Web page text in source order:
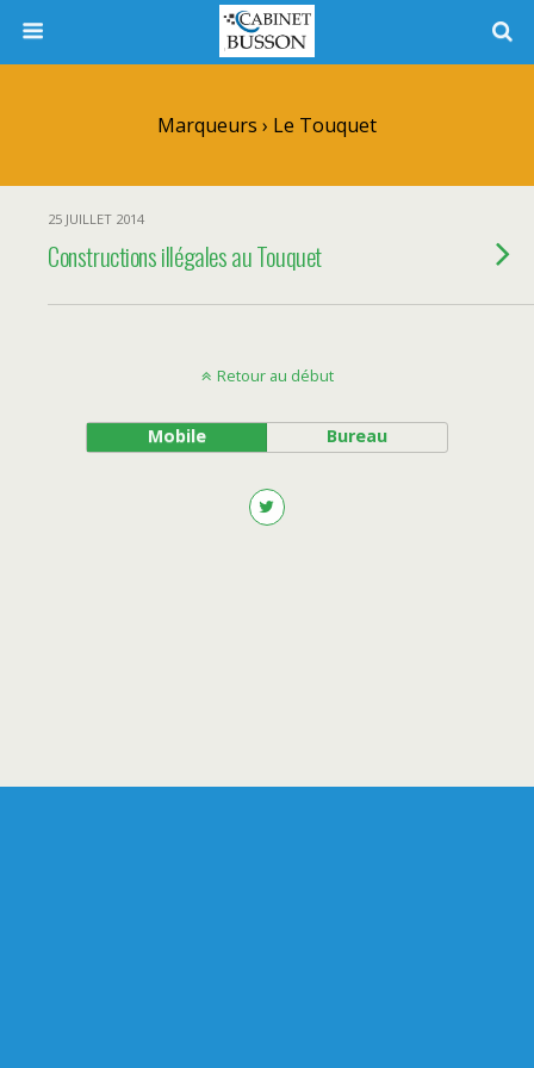
Marqueurs › Le Touquet
25 JUILLET 2014
Constructions illégales au Touquet
Retour au début
Mobile Bureau